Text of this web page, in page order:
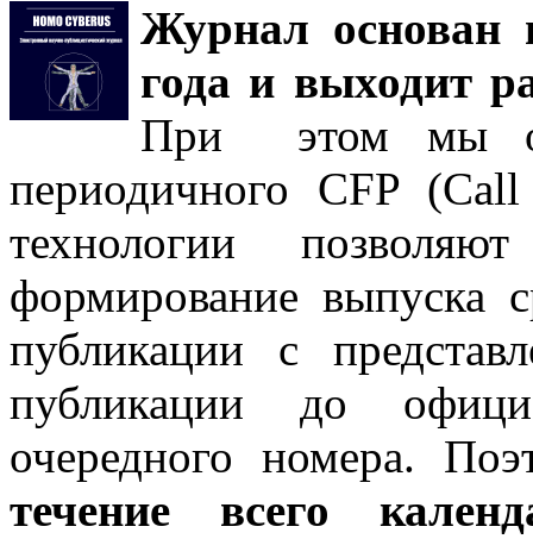
Журнал основан
года и выходит
При этом мы
периодичного CFP
технологии
формирование выпуска
публикации с
публикации до
очередного номера.
течение всего